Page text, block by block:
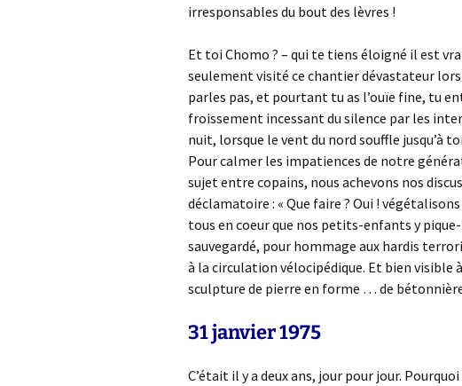
irresponsables du bout des lèvres !
Et toi Chomo ? – qui te tiens éloigné il est
seulement visité ce chantier dévastateur
parles pas, et pourtant tu as l’ouïe fine, tu
froissement incessant du silence par les
nuit, lorsque le vent du nord souffle jusqu’à
Pour calmer les impatiences de notre
sujet entre copains, nous achevons nos
déclamatoire : « Que faire ? Oui !
tous en coeur que nos petits-enfants y
sauvegardé, pour hommage aux hardis
à la circulation vélocipédique. Et bien visible
sculpture de pierre en forme … de
31 janvier 1975
C’était il y a deux ans, jour pour jour.